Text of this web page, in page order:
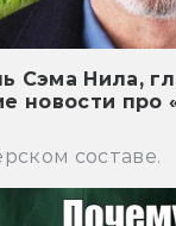
Сэма Нила,
новости про
составе.